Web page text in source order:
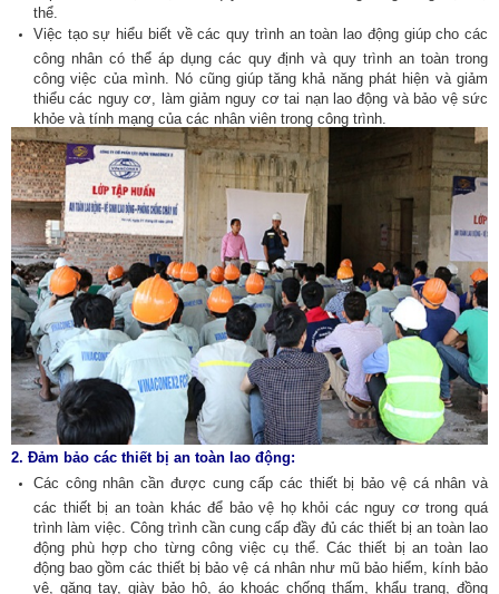
thể.
Việc tạo sự hiểu biết về các quy trình an toàn lao động giúp cho các
công nhân có thể áp dụng các quy định và quy trình an toàn trong
công việc của mình. Nó cũng giúp tăng khả năng phát hiện và giảm
thiểu các nguy cơ, làm giảm nguy cơ tai nạn lao động và bảo vệ sức
khỏe và tính mạng của các nhân viên trong công trình.
2. Đảm bảo các thiết bị an toàn lao động:
Các công nhân cần được cung cấp các thiết bị bảo vệ cá nhân và
các thiết bị an toàn khác để bảo vệ họ khỏi các nguy cơ trong quá
trình làm việc. Công trình cần cung cấp đầy đủ các thiết bị an toàn lao
động phù hợp cho từng công việc cụ thể. Các thiết bị an toàn lao
động bao gồm các thiết bị bảo vệ cá nhân như mũ bảo hiểm, kính bảo
vệ, găng tay, giày bảo hộ, áo khoác chống thấm, khẩu trang, đồng